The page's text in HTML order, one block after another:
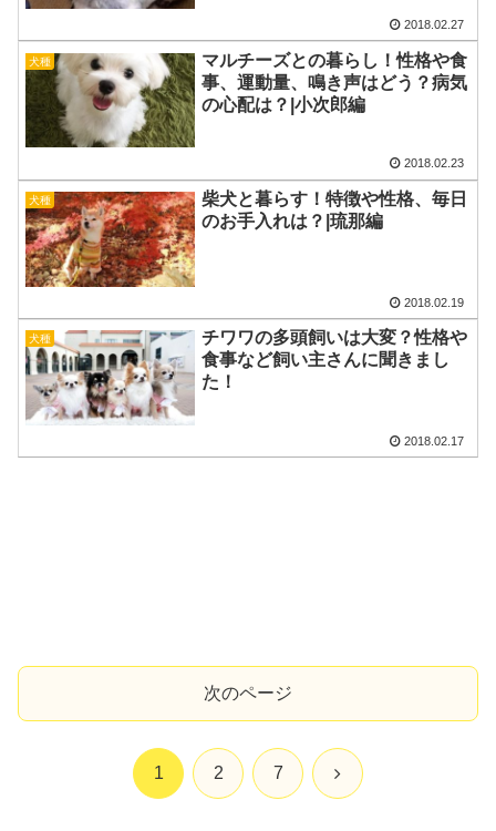
2018.02.27
犬種
マルチーズとの暮らし！性格や食
事、運動量、鳴き声はどう？病気
の心配は？|小次郎編
2018.02.23
犬種
柴犬と暮らす！特徴や性格、毎日
のお手入れは？|琉那編
2018.02.19
犬種
チワワの多頭飼いは大変？性格や
食事など飼い主さんに聞きまし
た！
2018.02.17
次のページ
1 2 7 次